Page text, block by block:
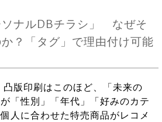
ソナルDBチラシ」 なぜそ
？「タグ」で理由付け可能
凸版印刷はこのほど、「未来の
「性別」「年代」「好みのカテ
人に合わせた特売商品がレコメ